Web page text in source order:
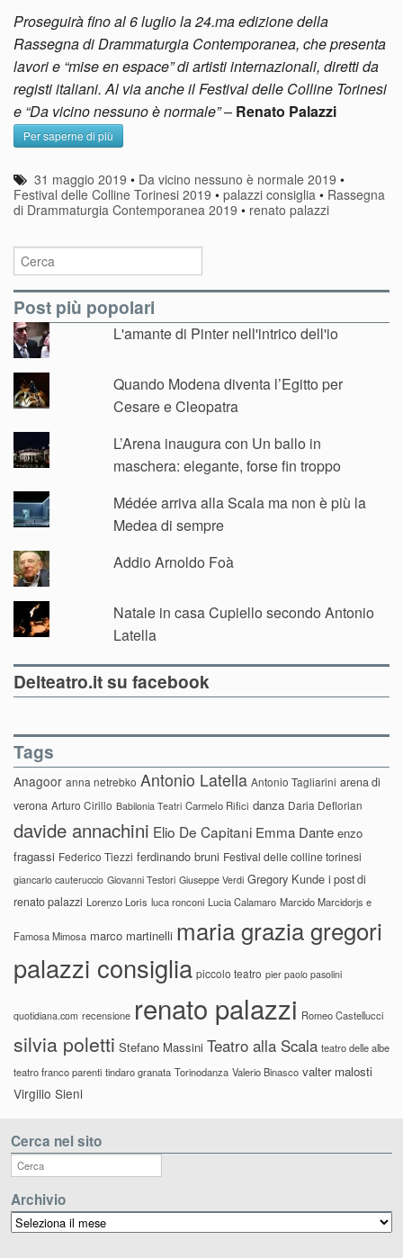
Proseguirà fino al 6 luglio la 24.ma edizione della
Rassegna di Drammaturgia Contemporanea, che presenta
lavori e “mise en espace” di artisti internazionali, diretti da
registi italiani. Al via anche il Festival delle Colline Torinesi
e “Da vicino nessuno è normale”– Renato Palazzi
Per saperne di più
31 maggio 2019 • Da vicino nessuno è normale 2019 •
Festival delle Colline Torinesi 2019 • palazzi consiglia • Rassegna
di Drammaturgia Contemporanea 2019 • renato palazzi
Post più popolari
L'amante di Pinter nell'intrico dell'io
Quando Modena diventa l’Egitto per
Cesare e Cleopatra
L’Arena inaugura con Un ballo in
maschera: elegante, forse fin troppo
Médée arriva alla Scala ma non è più la
Medea di sempre
Addio Arnoldo Foà
Natale in casa Cupiello secondo Antonio
Latella
Delteatro.it su facebook
Tags
Anagoor anna netrebko Antonio Latella Antonio Tagliarini arena di
verona Arturo Cirillo Babilonia Teatri Carmelo Rifici danza Daria Deflorian
davide annachini Elio De Capitani Emma Dante enzo
fragassi Federico Tiezzi ferdinando bruni Festival delle colline torinesi
giancarlo cauteruccio Giovanni Testori Giuseppe Verdi Gregory Kunde i post di
renato palazzi Lorenzo Loris luca ronconi Lucia Calamaro Marcido Marcidorjs e
Famosa Mimosa marco martinelli maria grazia gregori
palazzi consiglia piccolo teatro pier paolo pasolini
quotidiana.com recensione renato palazzi Romeo Castellucci
silvia poletti Stefano Massini Teatro alla Scala teatro delle albe
teatro franco parenti tindaro granata Torinodanza Valerio Binasco valter malosti
Virgilio Sieni
Cerca nel sito
Archivio
Archivio